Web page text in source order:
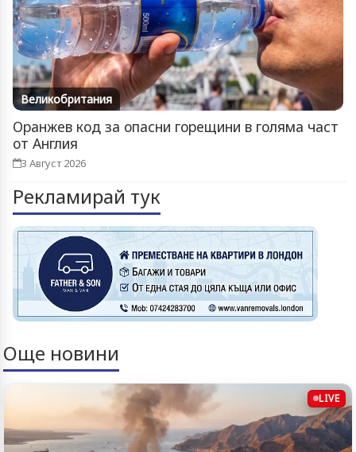
Великобритания
Оранжев код за опасни горещини в голяма част
от Англия
3 Август 2026
Рекламирай тук
Още новини
LIVE